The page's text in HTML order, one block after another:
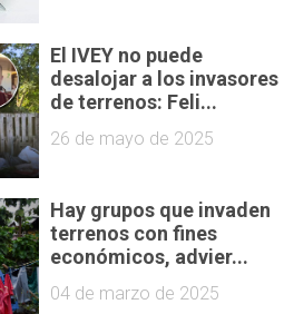
El IVEY no puede
desalojar a los invasores
de terrenos: Feli...
26 de mayo de 2025
Hay grupos que invaden
terrenos con fines
económicos, advier...
04 de marzo de 2025